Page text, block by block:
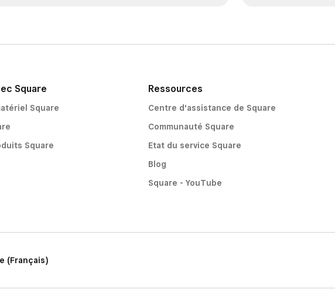
Square
Square
Square
Ressources
Centre d'assistance de Square
Communauté Square
Etat du service Square
Blog
Square - YouTube
(Français)